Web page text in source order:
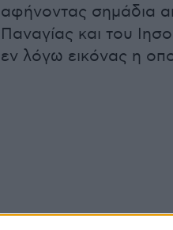
αφήνοντας σημάδια
Παναγίας και του
εν λόγω εικόνας η